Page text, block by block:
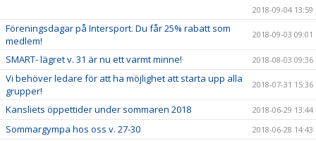
2018-09-04 13:59
Föreningsdagar på Intersport. Du får 25% rabatt som
medlem!
2018-09-03 09:01
SMART- lägret v. 31 är nu ett varmt minne! 2018-08-03 09:36
Vi behöver ledare för att ha möjlighet att starta upp alla
grupper!
2018-07-31 15:36
Kansliets öppettider under sommaren 2018 2018-06-29 13:44
Sommargympa hos oss v. 27-30 2018-06-28 14:43